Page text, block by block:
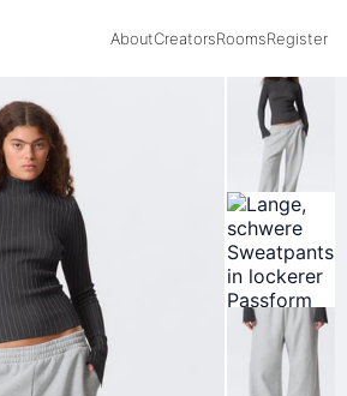
AboutCreatorsRoomsRegister